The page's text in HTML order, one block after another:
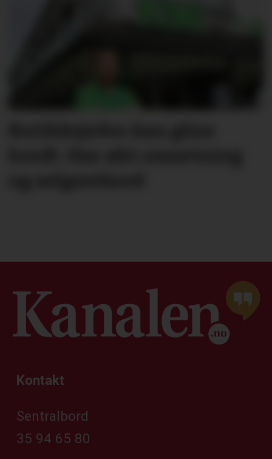
Kontakt
Sentralbord
35 94 65 80